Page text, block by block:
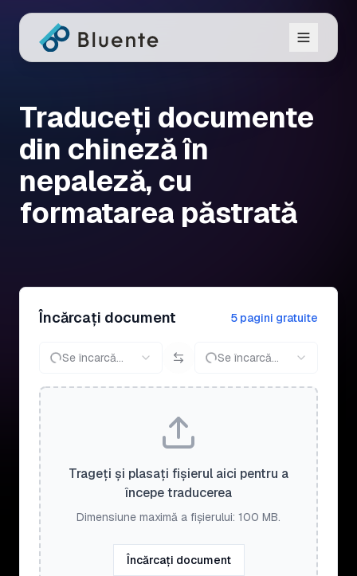
Traduceți documente
din chineză în
nepaleză, cu
formatarea păstrată
Încărcați document 5 pagini gratuite
Se încarcă... Se încarcă...
Trageți și plasați fișierul aici pentru a
începe traducerea
Dimensiune maximă a fișierului: 100 MB.
Încărcați document